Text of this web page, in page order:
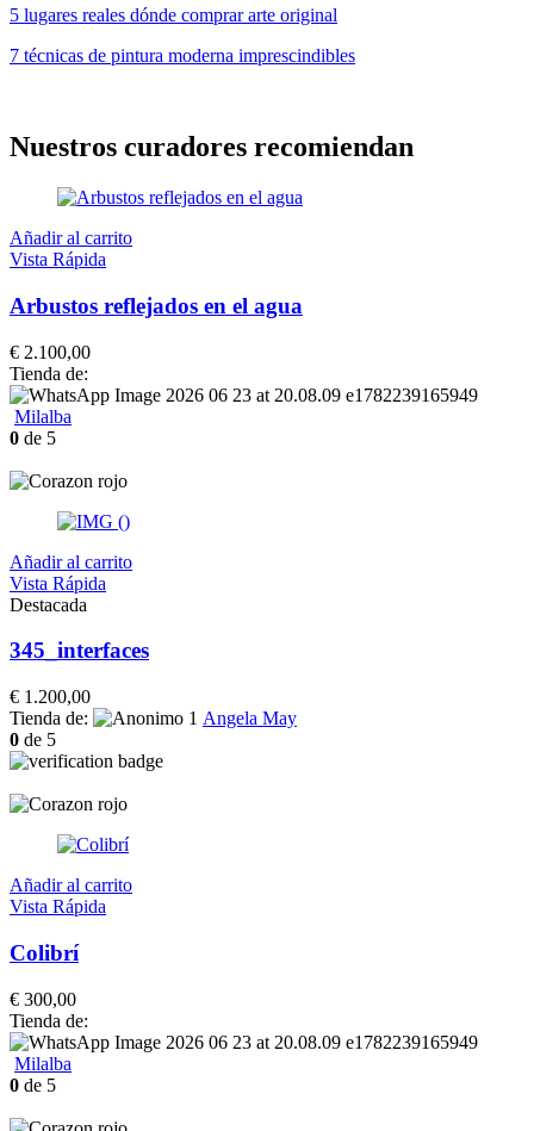
5 lugares reales dónde comprar arte original
7 técnicas de pintura moderna imprescindibles
Nuestros curadores recomiendan
Añadir al carrito
Vista Rápida
Arbustos reflejados en el agua
€ 2.100,00
Tienda de:
Milalba
0 de 5
Añadir al carrito
Vista Rápida
Destacada
345_interfaces
€ 1.200,00
Tienda de:
Angela May
0 de 5
Añadir al carrito
Vista Rápida
Colibrí
€ 300,00
Tienda de:
Milalba
0 de 5